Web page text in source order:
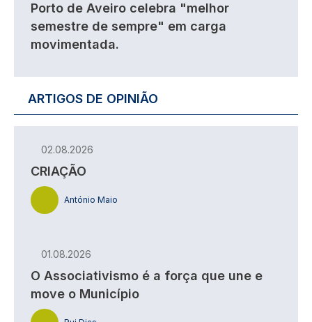
Porto de Aveiro celebra "melhor
semestre de sempre" em carga
movimentada.
ARTIGOS DE OPINIÃO
02.08.2026
CRIAÇÃO
António Maio
01.08.2026
O Associativismo é a força que une e
move o Município